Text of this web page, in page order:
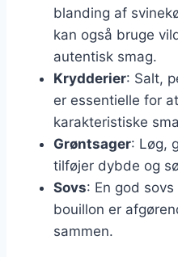
blanding af
kan også bruge
autentisk smag.
Krydderier: Salt,
er essentielle for
karakteristiske
Grøntsager: Løg,
tilføjer dybde og
Sovs: En god
bouillon er
sammen.